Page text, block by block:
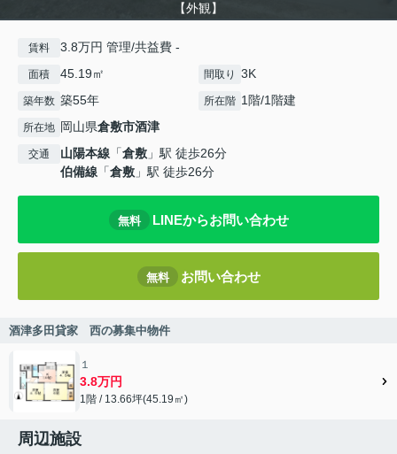
【外観】
賃料 3.8万円 管理/共益費 -
面積 45.19㎡ 間取り 3K
築年数 築55年 所在階 1階/1階建
所在地 岡山県倉敷市酒津
交通 山陽本線 「倉敷 」駅 徒歩26分
伯備線 「倉敷 」駅 徒歩26分
無料 LINEからお問い合わせ
無料 お問い合わせ
酒津多田貸家 西の募集中物件
１
3.8万円
1階 / 13.66坪(45.19㎡)
周辺施設